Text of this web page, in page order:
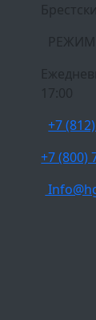
РЕЖИМ
17:00
+7
+7 (800)